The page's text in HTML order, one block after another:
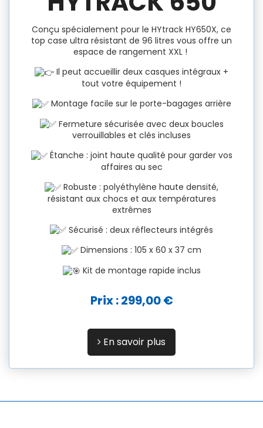
Conçu spécialement pour le HYtrack HY650X, ce
top case ultra résistant de 96 litres vous offre un
espace de rangement XXL !
Il peut accueillir deux casques intégraux +
tout votre équipement !
Montage facile sur le porte-bagages arrière
Fermeture sécurisée avec deux boucles
verrouillables et clés incluses
Étanche : joint haute qualité pour garder vos
affaires au sec
Robuste : polyéthylène haute densité,
résistant aux chocs et aux températures
extrêmes
Sécurisé : deux réflecteurs intégrés
Dimensions : 105 x 60 x 37 cm
Kit de montage rapide inclus
Prix : 299,00 €
En savoir plus